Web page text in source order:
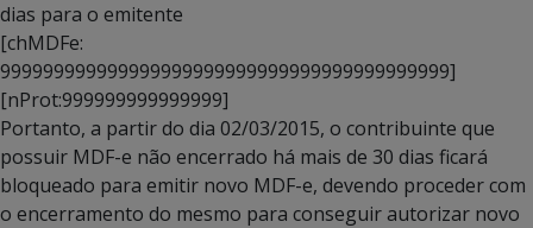
dias para o emitente
[chMDFe:
999999999999999999999999999999999999999999]
[nProt:999999999999999]
Portanto, a partir do dia 02/03/2015, o contribuinte que
possuir MDF-e não encerrado há mais de 30 dias ficará
bloqueado para emitir novo MDF-e, devendo proceder com
o encerramento do mesmo para conseguir autorizar novo